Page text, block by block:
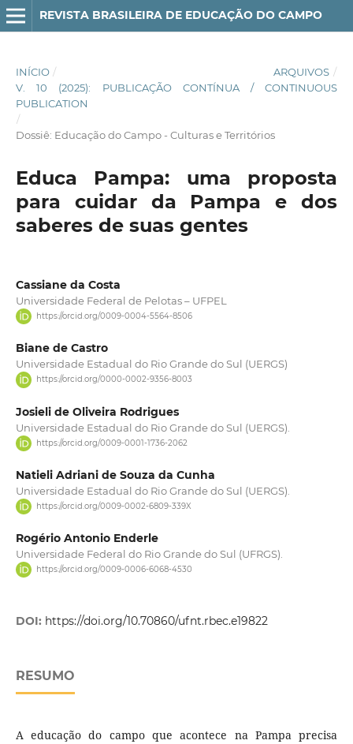
REVISTA BRASILEIRA DE EDUCAÇÃO DO CAMPO
INÍCIO / ARQUIVOS /
V. 10 (2025): PUBLICAÇÃO CONTÍNUA / CONTINUOUS
PUBLICATION
/
Dossiê: Educação do Campo - Culturas e Territórios
Educa Pampa: uma proposta
para cuidar da Pampa e dos
saberes de suas gentes
Cassiane da Costa
Universidade Federal de Pelotas – UFPEL
https://orcid.org/0009-0004-5564-8506
Biane de Castro
Universidade Estadual do Rio Grande do Sul (UERGS)
https://orcid.org/0000-0002-9356-8003
Josieli de Oliveira Rodrigues
Universidade Estadual do Rio Grande do Sul (UERGS).
https://orcid.org/0009-0001-1736-2062
Natieli Adriani de Souza da Cunha
Universidade Estadual do Rio Grande do Sul (UERGS).
https://orcid.org/0009-0002-6809-339X
Rogério Antonio Enderle
Universidade Federal do Rio Grande do Sul (UFRGS).
https://orcid.org/0009-0006-6068-4530
DOI: https://doi.org/10.70860/ufnt.rbec.e19822
RESUMO
A educação do campo que acontece na Pampa precisa